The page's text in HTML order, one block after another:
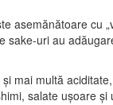
asemănătoare cu
uri au
mai multă
salate ușoare și